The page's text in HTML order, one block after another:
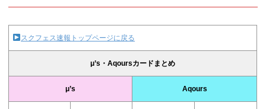
スクフェス速報トップページに戻る
μ’s・Aqoursカードまとめ
μ’s Aqours